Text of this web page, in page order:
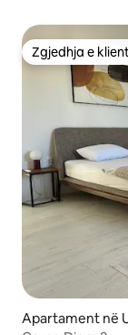
Zgjedhja e
Zgjedhja e
Apartament në